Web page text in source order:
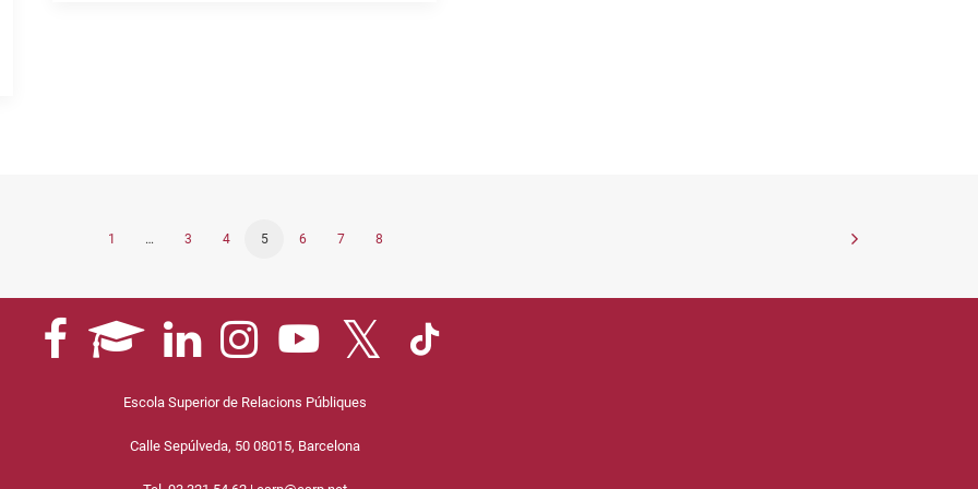
1 … 3 4 5 6 7 8
Escola Superior de Relacions Públiques
Calle Sepúlveda, 50 08015, Barcelona